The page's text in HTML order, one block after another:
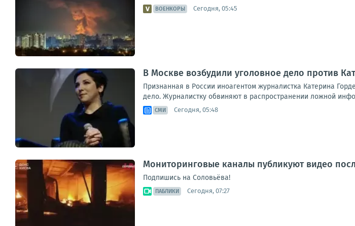
ВОЕНКОРЫ Сегодня, 05:45
В Москве возбудили уголовное дело против
Признанная в России иноагентом журналистка Катерина
дело. Журналистку обвиняют в распространении ложной
СМИ Сегодня, 05:48
Мониторинговые каналы публикуют видео
Подпишись на Соловьёва!
ПАБЛИКИ Сегодня, 07:27